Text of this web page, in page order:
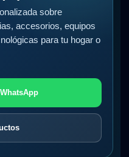
sobre
accesorios, equipos
para tu hogar o